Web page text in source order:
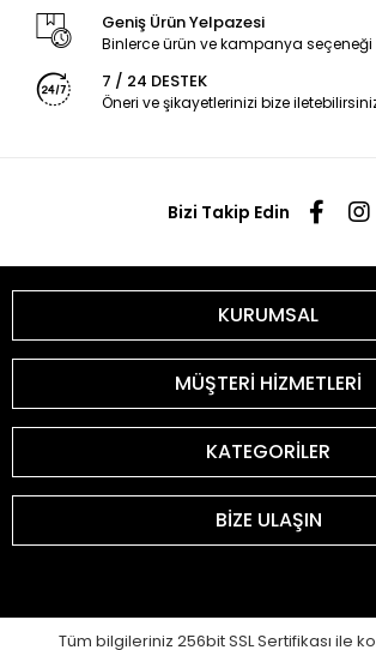
Geniş Ürün Yelpazesi
Binlerce ürün ve kampanya seçeneği
7 / 24 DESTEK
Öneri ve şikayetlerinizi bize
Bizi Takip Edin
KURUMSAL
MÜŞTERİ HİZMETLERİ
KATEGORİLER
BİZE ULAŞIN
Tüm bilgileriniz 256bit SSL Sertifikası ile